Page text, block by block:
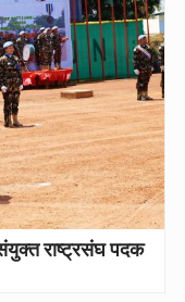
राष्ट्रसंघ पदक